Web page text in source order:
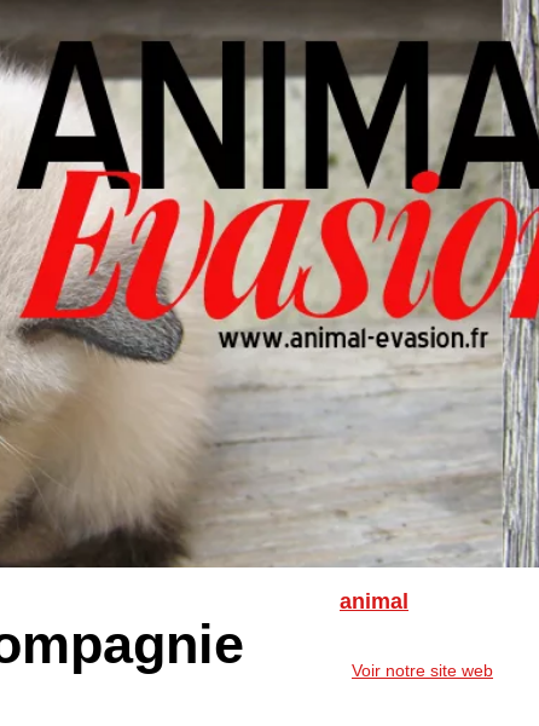
animal
Voir notre site web